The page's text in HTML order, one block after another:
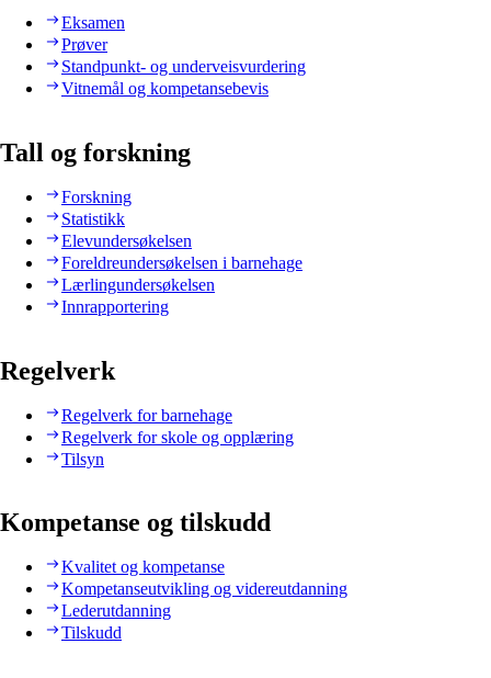
Eksamen
Prøver
Standpunkt- og underveisvurdering
Vitnemål og kompetansebevis
Tall og forskning
Forskning
Statistikk
Elevundersøkelsen
Foreldreundersøkelsen i barnehage
Lærlingundersøkelsen
Innrapportering
Regelverk
Regelverk for barnehage
Regelverk for skole og opplæring
Tilsyn
Kompetanse og tilskudd
Kvalitet og kompetanse
Kompetanseutvikling og videreutdanning
Lederutdanning
Tilskudd